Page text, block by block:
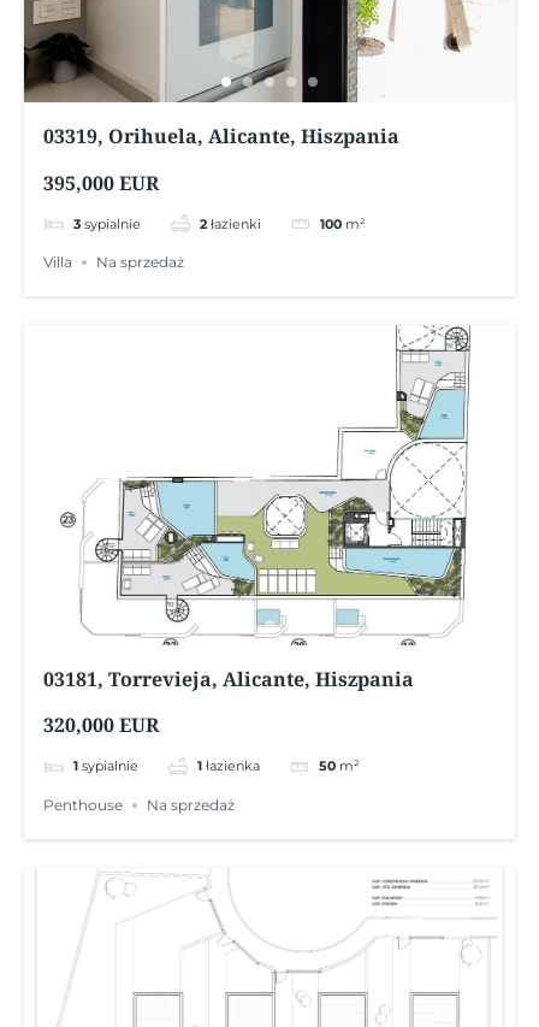
03319, Orihuela, Alicante, Hiszpania
395,000 EUR
3 sypialnie 2 łazienki 100 m²
Villa Na sprzedaż
03181, Torrevieja, Alicante, Hiszpania
320,000 EUR
1 sypialnie 1 łazienka 50 m²
Penthouse Na sprzedaż